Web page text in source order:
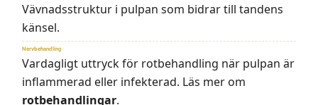
Vävnadsstruktur i pulpan som bidrar till tandens
känsel.
Nervbehandling
Vardagligt uttryck för rotbehandling när pulpan är
inflammerad eller infekterad. Läs mer om
rotbehandlingar.